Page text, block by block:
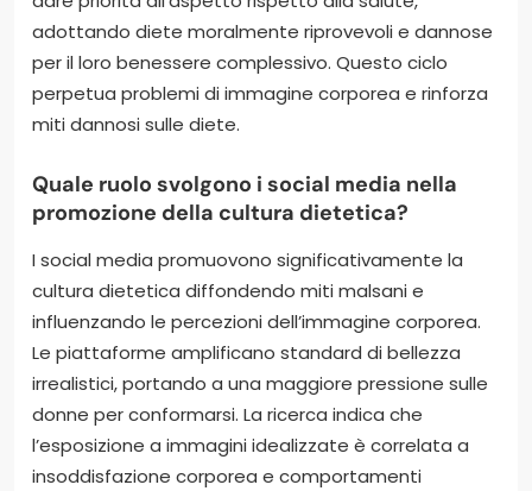
adottando diete moralmente riprovevoli e dannose
per il loro benessere complessivo. Questo ciclo
perpetua problemi di immagine corporea e rinforza
miti dannosi sulle diete.
Quale ruolo svolgono i social media nella
promozione della cultura dietetica?
I social media promuovono significativamente la
cultura dietetica diffondendo miti malsani e
influenzando le percezioni dell’immagine corporea.
Le piattaforme amplificano standard di bellezza
irrealistici, portando a una maggiore pressione sulle
donne per conformarsi. La ricerca indica che
l’esposizione a immagini idealizzate è correlata a
insoddisfazione corporea e comportamenti